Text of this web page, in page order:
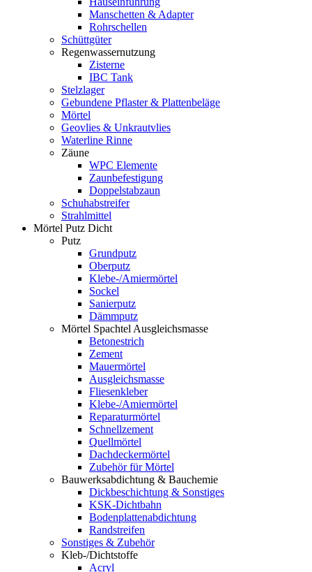
Manschetten & Adapter
Rohrschellen
Schüttgüter
Regenwassernutzung
Zisterne
IBC Tank
Stelzlager
Gebundene Pflaster & Plattenbeläge
Mörtel
Geovlies & Unkrautvlies
Waterline Rinne
Zäune
WPC Elemente
Zaunbefestigung
Doppelstabzaun
Schuhabstreifer
Strahlmittel
Mörtel Putz Dicht
Putz
Grundputz
Oberputz
Klebe-/Amiermörtel
Sockel
Sanierputz
Dämmputz
Mörtel Spachtel Ausgleichsmasse
Betonestrich
Zement
Mauermörtel
Ausgleichsmasse
Fliesenkleber
Klebe-/Amiermörtel
Reparaturmörtel
Schnellzement
Quellmörtel
Dachdeckermörtel
Zubehör für Mörtel
Bauwerksabdichtung & Bauchemie
Dickbeschichtung & Sonstiges
KSK-Dichtbahn
Bodenplattenabdichtung
Randstreifen
Sonstiges & Zubehör
Kleb-/Dichtstoffe
Acryl